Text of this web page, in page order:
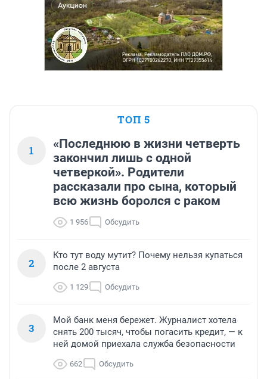
ТОП 5
1
«Последнюю в жизни четверть
закончил лишь с одной
четверкой». Родители
рассказали про сына, который
всю жизнь боролся с раком
1 956 Обсудить
2
Кто тут воду мутит? Почему нельзя купаться
после 2 августа
1 129 Обсудить
3
Мой банк меня бережет. Журналист хотела
снять 200 тысяч, чтобы погасить кредит, — к
ней домой приехала служба безопасности
662 Обсудить